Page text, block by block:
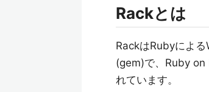
Rackとは
RackはRubyによ
(gem)で、Ruby on
れています。